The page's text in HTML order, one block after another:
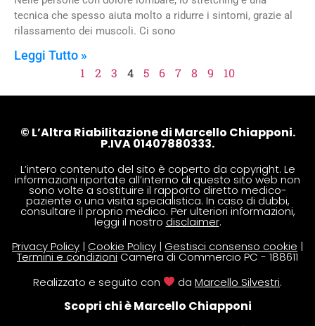
tecnica che spesso aiuta molto a ridurre i sintomi, grazie al
rilassamento dei muscoli. Ci sono
Leggi Tutto »
1
2 3 4 5 6 7 8 9 10
© L’Altra Riabilitazione di Marcello Chiapponi.
P.IVA 01407880333.
L’intero contenuto del sito è coperto da copyright. Le
informazioni riportate all’interno di questo sito web non
sono volte a sostituire il rapporto diretto medico-
paziente o una visita specialistica. In caso di dubbi,
consultare il proprio medico. Per ulteriori informazioni,
leggi il nostro disclaimer.
Privacy Policy | Cookie Policy | Gestisci consenso cookie |
Termini e condizioniCamera di Commercio PC - 188611
Realizzato e seguito con
daMarcello Silvestri.
Scopri chi è Marcello Chiapponi